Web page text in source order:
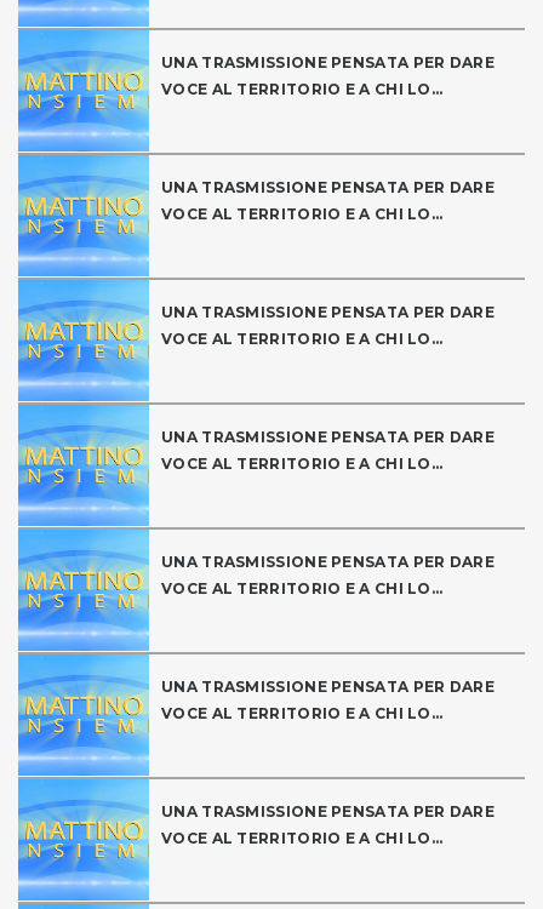
UNA TRASMISSIONE PENSATA PER DARE
VOCE AL TERRITORIO E A CHI LO...
UNA TRASMISSIONE PENSATA PER DARE
VOCE AL TERRITORIO E A CHI LO...
UNA TRASMISSIONE PENSATA PER DARE
VOCE AL TERRITORIO E A CHI LO...
UNA TRASMISSIONE PENSATA PER DARE
VOCE AL TERRITORIO E A CHI LO...
UNA TRASMISSIONE PENSATA PER DARE
VOCE AL TERRITORIO E A CHI LO...
UNA TRASMISSIONE PENSATA PER DARE
VOCE AL TERRITORIO E A CHI LO...
UNA TRASMISSIONE PENSATA PER DARE
VOCE AL TERRITORIO E A CHI LO...